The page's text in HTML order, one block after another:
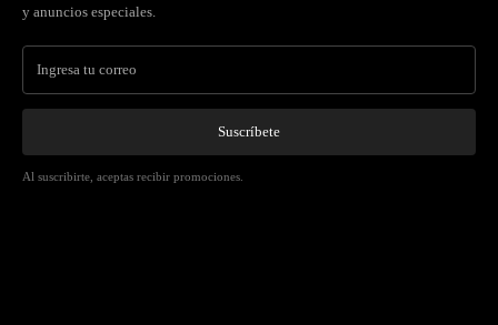
y anuncios especiales.
Suscríbete
Al suscribirte, aceptas recibir promociones.